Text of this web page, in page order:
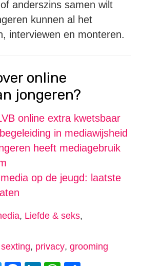
anderszins samen wilt
kunnen al het
interviewen en monteren.
online
jongeren?
online extra kwetsbaar
in mediawijsheid
heeft mediagebruik
op de jeugd: laatste
, Liefde & seks,
sexting, privacy, grooming